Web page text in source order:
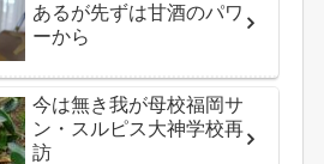
あるが先ずは甘酒のパワ
ーから
今は無き我が母校福岡サ
ン・スルピス大神学校再
訪